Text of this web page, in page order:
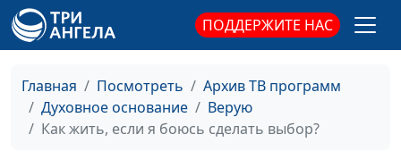
ПОДДЕРЖИТЕ НАС
Главная Посмотреть
Архив ТВ программ
Духовное основание
Верую
Как жить, если я боюсь сделать выбор?
Божье прощение
священнослужитель
Небесному Отцу
священнослужитель
Верность
Александр Аппак,